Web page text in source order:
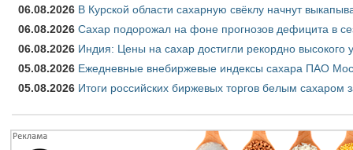
06.08.2026 В Курской области сахарную свёклу начнут
06.08.2026 Сахар подорожал на фоне прогнозов дефицита в
06.08.2026 Индия: Цены на сахар достигли рекордно высокого
05.08.2026 Ежедневные внебиржевые индексы сахара ПАО
05.08.2026 Итоги российских биржевых торгов белым сахаром